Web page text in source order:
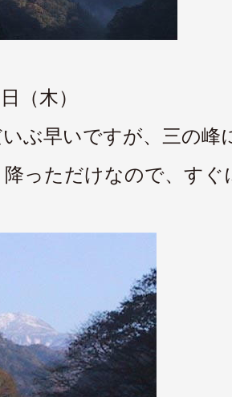
（木）
ぶ早いですが、三の峰
降っただけなので、す